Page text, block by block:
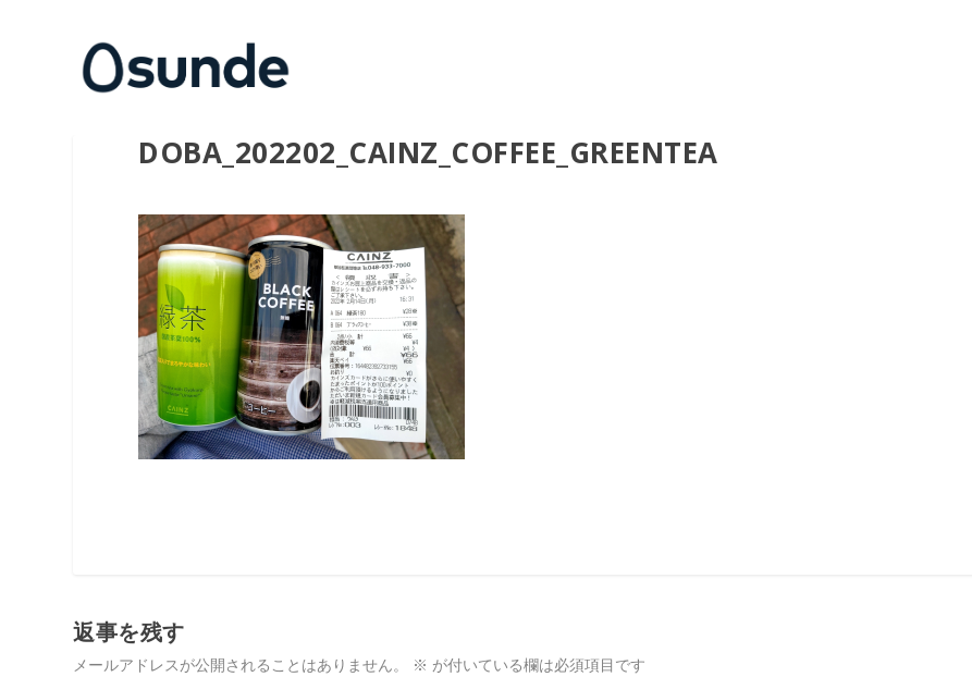
DOBA_202202_CAINZ_COFFEE_GREENTEA
返事を残す
メールアドレスが公開されることはありません。 ※ が付いている欄は必須項目です